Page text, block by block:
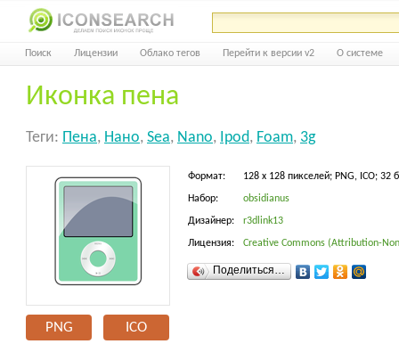
Поиск Лицензии Облако тегов Перейти к версии v2 О системе
Иконка пена
Теги: Пена, Нано, Sea, Nano, Ipod, Foam, 3g
PNG ICO
Формат: 128 x 128 пикселей; PNG, ICO; 32
Набор: obsidianus
Дизайнер: r3dlink13
Лицензия: Creative Commons (Attribution-
Поделиться…